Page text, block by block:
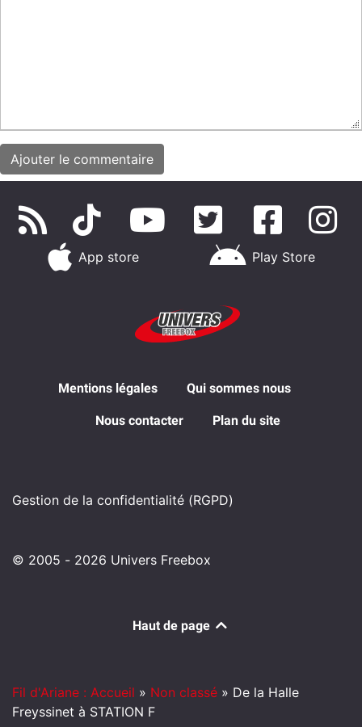
App store Play Store
Mentions légales Qui sommes nous
Nous contacter Plan du site
Gestion de la confidentialité (RGPD)
© 2005 - 2026 Univers Freebox
Haut de page
Fil d'Ariane : Accueil » Non classé » De la Halle
Freyssinet à STATION F